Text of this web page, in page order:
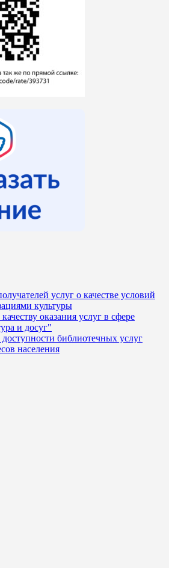
услуг о качестве условий
культуры
оказания услуг в сфере
и досуг"
доступности библиотечных услуг
населения